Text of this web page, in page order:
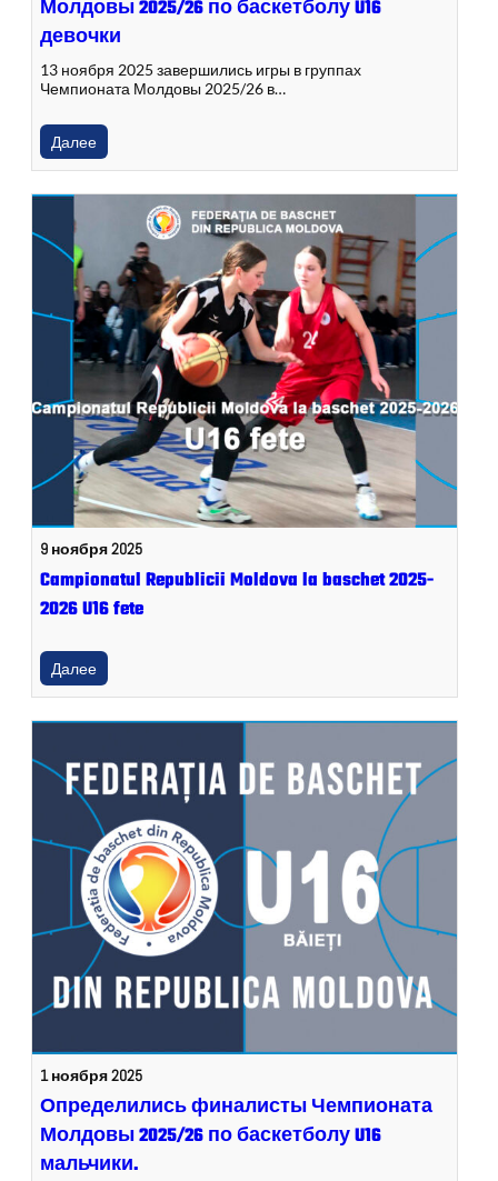
Молдовы 2025/26 по баскетболу U16
девочки
13 ноября 2025 завершились игры в группах
Чемпионата Молдовы 2025/26 в…
Далее
9 ноября 2025
Campionatul Republicii Moldova la baschet 2025-
2026 U16 fete
Далее
1 ноября 2025
Определились финалисты Чемпионата
Молдовы 2025/26 по баскетболу U16
мальчики.